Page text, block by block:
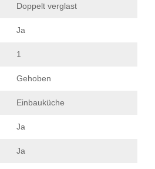
Doppelt verglast
Ja
1
Gehoben
Einbauküche
Ja
Ja